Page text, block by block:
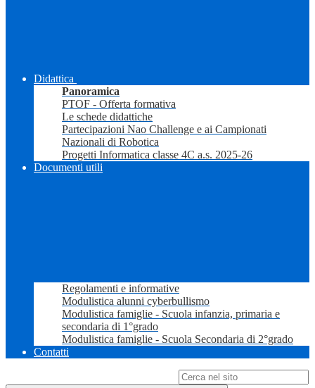
Didattica
Panoramica
PTOF - Offerta formativa
Le schede didattiche
Partecipazioni Nao Challenge e ai Campionati
Nazionali di Robotica
Progetti Informatica classe 4C a.s. 2025-26
Documenti utili
Regolamenti e informative
Modulistica alunni cyberbullismo
Modulistica famiglie - Scuola infanzia, primaria e
secondaria di 1°grado
Modulistica famiglie - Scuola Secondaria di 2°grado
Contatti